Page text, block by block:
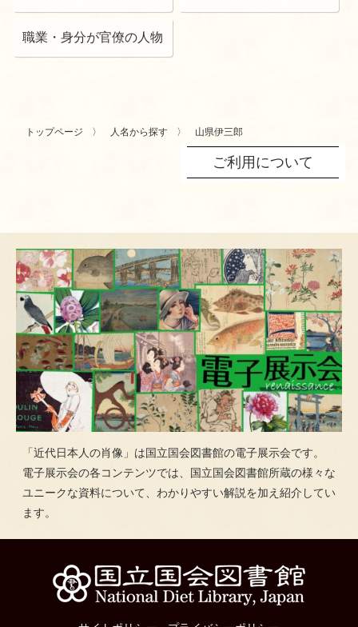
職業・身分が官僚の人物
トップページ 人名から探す 山県伊三郎
ご利用について
「近代日本人の肖像」は国立国会図書館の電子展示会です。
電子展示会の各コンテンツでは、国立国会図書館所蔵の様々な
ユニークな資料について、わかりやすい解説を加え紹介してい
ます。